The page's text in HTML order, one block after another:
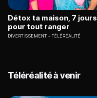
Détox ta maison, 7 jours
pour tout ranger
DIVERTISSEMENT TÉLÉRÉALITÉ
Téléréalité à venir